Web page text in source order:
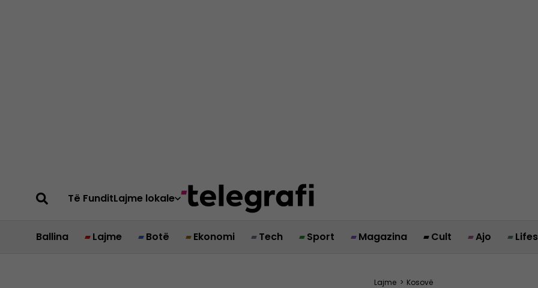
Të FunditLajme lokale
Ballina Lajme Botë Ekonomi Tech Sport Magazina Cult Ajo
Lajme > Kosovë